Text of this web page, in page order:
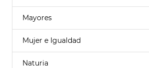
Mayores
Mujer e Igualdad
Naturia